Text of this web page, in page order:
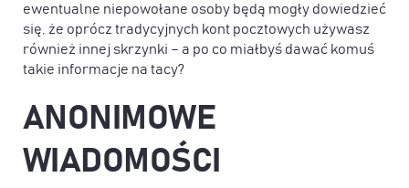
ewentualne niepowołane osoby będą mogły dowiedzieć
się, że oprócz tradycyjnych kont pocztowych używasz
również innej skrzynki – a po co miałbyś dawać komuś
takie informacje na tacy?
ANONIMOWE
WIADOMOŚCI